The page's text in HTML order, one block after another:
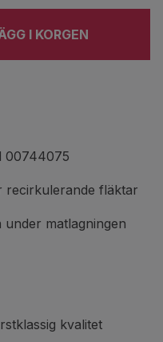
I KORGEN
00744075
recirkulerande fläktar
matlagningen
kvalitet